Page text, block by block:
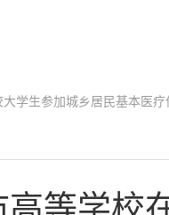
学生参加城乡居民基本医疗